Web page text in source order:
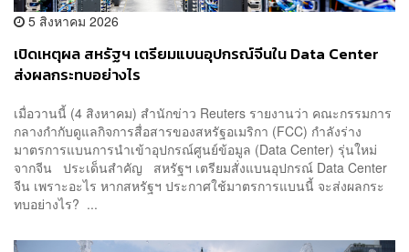
5 สิงหาคม 2026
เปิดเหตุผล สหรัฐฯ เตรียมแบนอุปกรณ์จีนใน Data Center
ส่งผลกระทบอย่างไร
เมื่อวานนี้ (4 สิงหาคม) สำนักข่าว Reuters รายงานว่า คณะกรรมการ
กลางกำกับดูแลกิจการสื่อสารของสหรัฐอเมริกา (FCC) กำลังร่าง
มาตรการแบนการนำเข้าอุปกรณ์ศูนย์ข้อมูล (Data Center) รุ่นใหม่
จากจีน ประเด็นสำคัญ สหรัฐฯ เตรียมสั่งแบนอุปกรณ์ Data Center
จีน เพราะอะไร หากสหรัฐฯ ประกาศใช้มาตรการแบนนี้ จะส่งผลกระ
ทบอย่างไร? ...